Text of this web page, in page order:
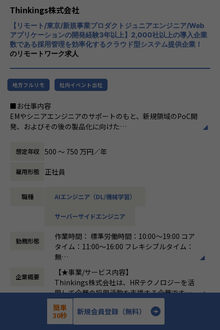
このフェーズで最も重要となるのは、「仮説と探索をいかに
素早く繰り返せるか」です。
机上の空論やドキュメント通りの開発ではなく、実際に動く
ものをスピード感を持って作り、
顧客の反応を見ながら次のアプローチを探索し続けるサイク
ルを主導していただきます。
ービス・製品としてゼロから設計・開発を主導していただき
■募集背景
用インフラとして成長を続けてきました。
オープンに外部へ拡張し、
「攻める開発組織」へと進化させるため、新規事業プロダク
現在は、自社アセットを活用した新たなソリューションの探
索・検証（PoC）を進めている最中です。
この構想を技術面から具現化し、将来的には新たなサービス
としてスケールさせていくコアメンバーとして、シニアエン
ジニアを募集します。
■配属・チーム構成・フォロー体制
｜配属部門・チーム
Tech&Design Center > Product Management Dept. > PoC
います。社員一人ひとりが主体的に行動し、
新しいアイデアを積極的に提案する文化が根
付いています。また、チームワークを大切に
し、互いにサポートし合う環境が整っていま
す。
【★働き方/リモートワーク】
柔軟な働き方を推奨しており、リモートワー
クも積極的に取り入れております。
Thinkings株式会社
【リモート/東京/新規事業プロダクトジュニアエンジニア/Web
アプリケーションの開発経験3年以上】2,000社以上の導入企業
数である採用管理を効率化するクラウド型システム提供企業！
のリモートワーク求人
地方フルリモ 社内イベント出社
■お仕事内容
EMやシニアエンジニアのサポートのもと、新規領域のPoC開
発、およびその後の製品化に向けた
実装）を担当いただきます。
＜具体的な業務イメージ＞
現在はPoCフェーズのため、EMや先輩エンジニアと密にコミ
以下の業務を通じて「顧客の課題を解決する新しい仕組み
▼新規領域の設計および実装
全般フロントエンド、バックエンド、データモデリングな
ど、まずはご自身の得意な技術領域からスタートし、
徐々に幅を広げながらスピード感を持ってプロトタイプを形
にしていきます。
▼生成AIを活用した機能の立案・実装
生成AIをプロダクトに組み込み、顧客課題を解決する新しい
価値を生み出すための開発
想定年収 500 〜 750 万円／年
雇用形態 正社員
職種 AIエンジニア（DL/機械学習）
サーバーサイドエンジニア
勤務形態
作業時間： 標準労働時間：10:00～19:00 コア
タイム：11:00～16:00 フレキシブルタイム：
無
働き方：
フレックス制（コアタイムあり）
時間外労働の有無： 有（月平均15時間）
休憩時間： 60分
企業概要
【★事業/サービス内容】
Thinkings株式会社は、HRテクノロジーを活
用して企業の採用活動を支援する企業です。
主力製品である「sonar ATS」は、SaaS型の
採用管理システムで、企業が効率的かつ効果
的に採用プロセスを管理できるようサポート
7年
簡単
30秒
新規会員登録（無料）